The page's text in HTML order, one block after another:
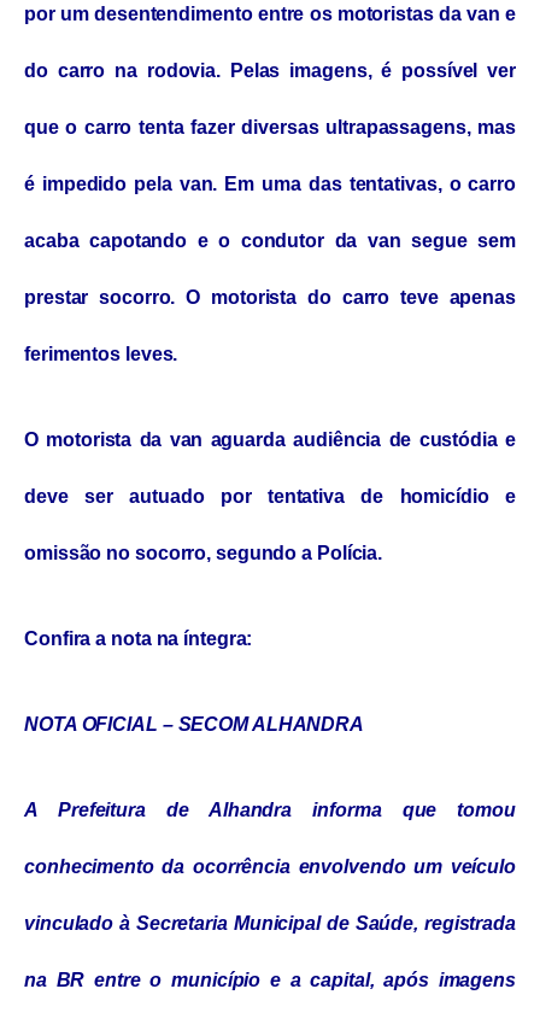
por um desentendimento entre os motoristas da van e
do carro na rodovia. Pelas imagens, é possível ver
que o carro tenta fazer diversas ultrapassagens, mas
é impedido pela van. Em uma das tentativas, o carro
acaba capotando e o condutor da van segue sem
prestar socorro. O motorista do carro teve apenas
ferimentos leves.
O motorista da van aguarda audiência de custódia e
deve ser autuado por tentativa de homicídio e
omissão no socorro, segundo a Polícia.
Confira a nota na íntegra:
NOTA OFICIAL – SECOM ALHANDRA
A Prefeitura de Alhandra informa que tomou
conhecimento da ocorrência envolvendo um veículo
vinculado à Secretaria Municipal de Saúde, registrada
na BR entre o município e a capital, após imagens